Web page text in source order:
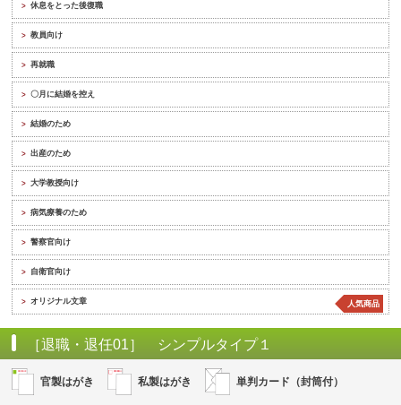
> 休息をとった後復職
> 教員向け
> 再就職
> 〇月に結婚を控え
> 結婚のため
> 出産のため
> 大学教授向け
> 病気療養のため
> 警察官向け
> 自衛官向け
> オリジナル文章 人気商品
［退職・退任01］ シンプルタイプ１
官製はがき 私製はがき 単判カード（封筒付）